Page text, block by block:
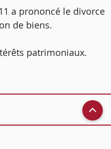
a prononcé le divorce
de biens.
patrimoniaux.